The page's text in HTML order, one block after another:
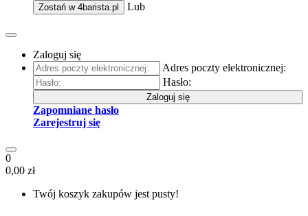
Zostań w 4barista.pl Lub
Zaloguj się
Adres poczty elektronicznej:
Hasło:
Zaloguj się
Zapomniane hasło
Zarejestruj się
0
0,00 zł
Twój koszyk zakupów jest pusty!